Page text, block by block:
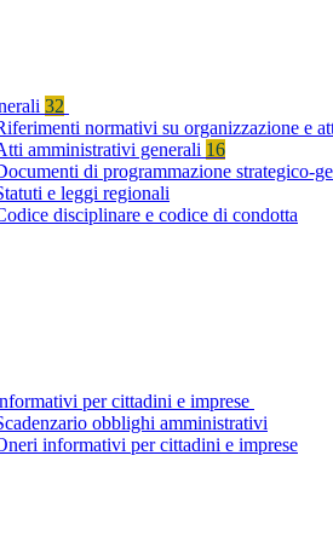
32
normativi su organizzazione e
amministrativi generali 16
di programmazione strategico-
e leggi regionali
disciplinare e codice di condotta
per cittadini e imprese
obblighi amministrativi
informativi per cittadini e imprese